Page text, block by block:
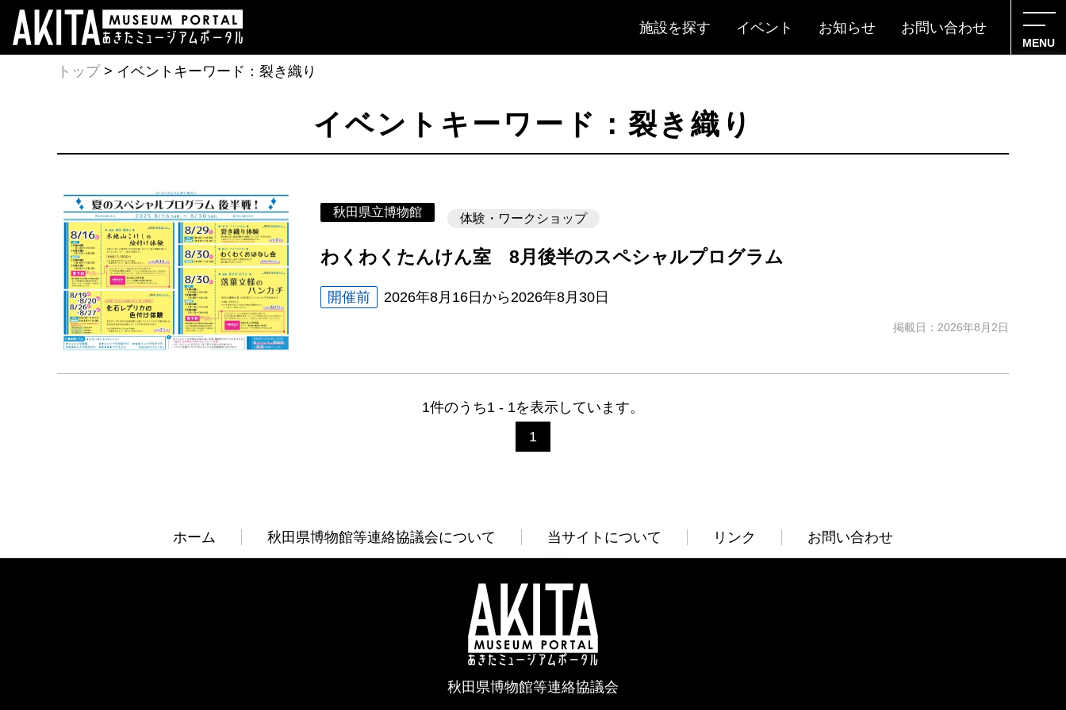
施設を探す イベント お知らせ お問い合わせ
MENU
トップ> イベントキーワード：裂き織り
イベントキーワード：裂き織り
秋田県立博物館 体験・ワークショップ
わくわくたんけん室 8月後半のスペシャルプログラム
開催前 2026年8月16日 から2026年8月30日
掲載日：2026年8月2日
1件のうち1 - 1を表示しています。
1
ホーム 秋田県博物館等連絡協議会について 当サイトについて リンク お問い合わせ
秋田県博物館等連絡協議会